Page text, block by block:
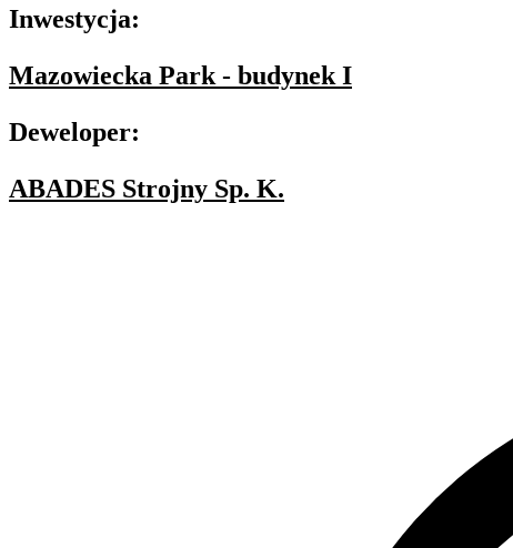
Inwestycja:
Mazowiecka Park - budynek I
Deweloper:
ABADES Strojny Sp. K.